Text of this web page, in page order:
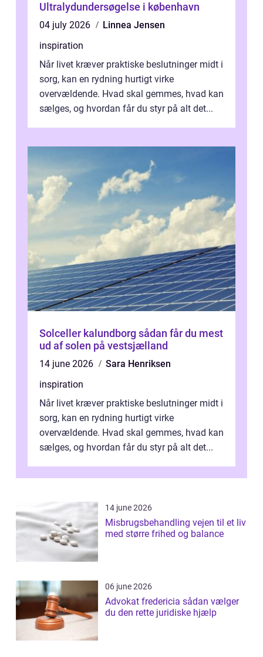
Ultralydundersøgelse i københavn
04 july 2026
Linnea Jensen
inspiration
Når livet kræver praktiske beslutninger midt i
sorg, kan en rydning hurtigt virke
overvældende. Hvad skal gemmes, hvad kan
sælges, og hvordan får du styr på alt det...
Solceller kalundborg sådan får du mest
ud af solen på vestsjælland
14 june 2026
Sara Henriksen
inspiration
Når livet kræver praktiske beslutninger midt i
sorg, kan en rydning hurtigt virke
overvældende. Hvad skal gemmes, hvad kan
sælges, og hvordan får du styr på alt det...
14 june 2026
Misbrugsbehandling vejen til et liv
med større frihed og balance
06 june 2026
Advokat fredericia sådan vælger
du den rette juridiske hjælp